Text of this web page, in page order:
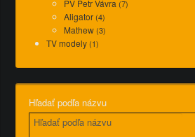
PV Petr Vávra (7)
Aligator (4)
Mathew (3)
TV modely (1)
Hľadať podľa názvu